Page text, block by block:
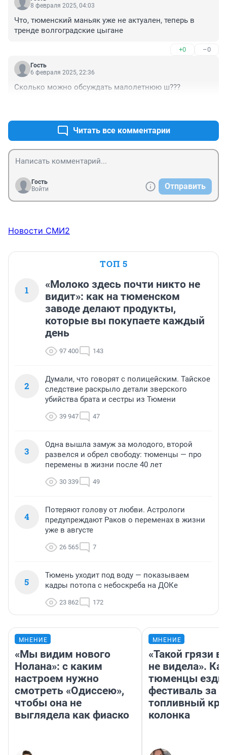
8 февраля 2025, 04:03
Что, тюменский маньяк уже не актуален, теперь в
тренде волгоградские цыгане
+0 –0
Гость
6 февраля 2025, 22:36
Сколько можно обсуждать малолетнюю ш???
Читать все комментарии
Гость
Войти
Отправить
Новости СМИ2
ТОП 5
1
«Молоко здесь почти никто не
видит»: как на тюменском
заводе делают продукты,
которые вы покупаете каждый
день
97 400 143
2
Думали, что говорят с полицейским. Тайское
следствие раскрыло детали зверского
убийства брата и сестры из Тюмени
39 947 47
3
Одна вышла замуж за молодого, второй
развелся и обрел свободу: тюменцы — про
перемены в жизни после 40 лет
30 339 49
4
Потеряют голову от любви. Астрологи
предупреждают Раков о переменах в жизни
уже в августе
26 565 7
5
Тюмень уходит под воду — показываем
кадры потопа с небоскреба на ДОКе
23 862 172
МНЕНИЕ
«Мы видим нового
Нолана»: с каким
настроем нужно
смотреть «Одиссею»,
чтобы она не
выглядела как фиаско
МНЕНИЕ
«Такой грязи
не видела».
тюменцы
фестиваль за
топливный
колонка